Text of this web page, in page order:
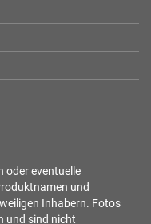
oder eventuelle
und
Inhabern. Fotos
und sind nicht